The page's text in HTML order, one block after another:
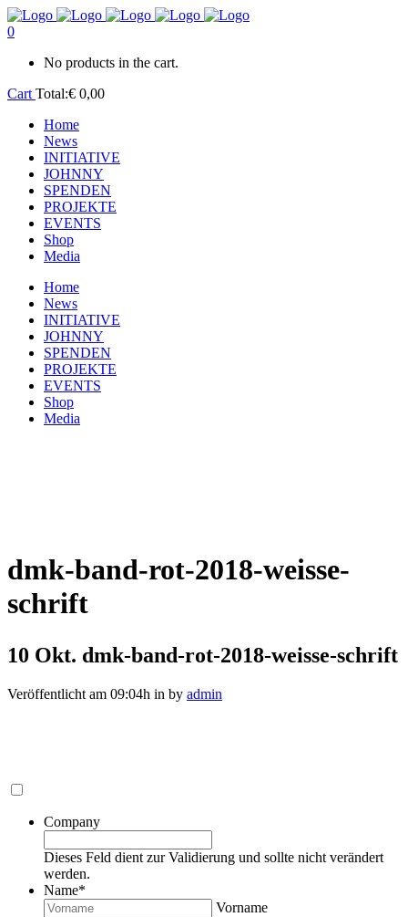
0
No products in the cart.
Cart Total:€ 0,00
Home
News
INITIATIVE
JOHNNY
SPENDEN
PROJEKTE
EVENTS
Shop
Media
Home
News
INITIATIVE
JOHNNY
SPENDEN
PROJEKTE
EVENTS
Shop
Media
dmk-band-rot-2018-weisse-
schrift
10 Okt. dmk-band-rot-2018-weisse-schrift
Veröffentlicht am 09:04h in by admin
Company
Dieses Feld dient zur Validierung und sollte nicht verändert
werden.
Name*
Vorname